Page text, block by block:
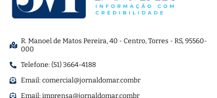
R. Manoel de Matos Pereira, 40 - Centro, Torres - RS, 95560-
000
Telefone: (51) 3664-4188
Email:comercial@jornaldomar.combr
Email:imprensa@jornaldomar.combr